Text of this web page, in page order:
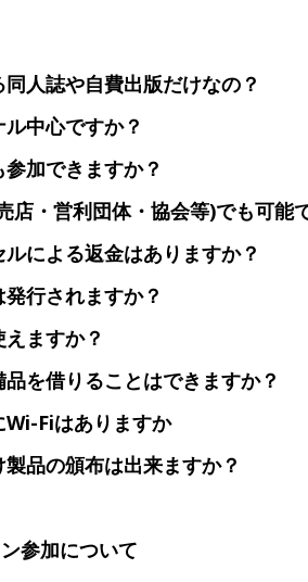
人誌や自費出版だけなの？
中心ですか？
加できますか？
店・営利団体・協会等)でも可能
による返金はありますか？
行されますか？
ますか？
を借りることはできますか？
Wi-Fiはありますか
品の頒布は出来ますか？
参加について